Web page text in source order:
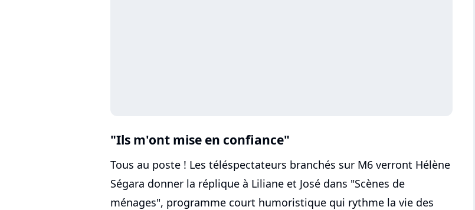
"Ils m'ont mise en confiance"
Tous au poste ! Les téléspectateurs branchés sur M6 verront Hélène
Ségara donner la réplique à Liliane et José dans "Scènes de
ménages", programme court humoristique qui rythme la vie des